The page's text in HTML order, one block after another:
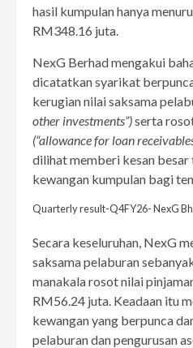
hasil kumpulan hanya
RM348.16 juta.
NexG Berhad mengakui
dicatatkan syarikat
kerugian nilai saksama
other investments”)serta
(“allowance for loan
dilihat memberi kesan
kewangan kumpulan bagi
Quarterly result-Q4FY26- NexG
Secara keseluruhan, NexG
saksama pelaburan
manakala rosot nilai
RM56.24 juta. Keadaan itu
kewangan yang berpunca
pelaburan dan pengurusan